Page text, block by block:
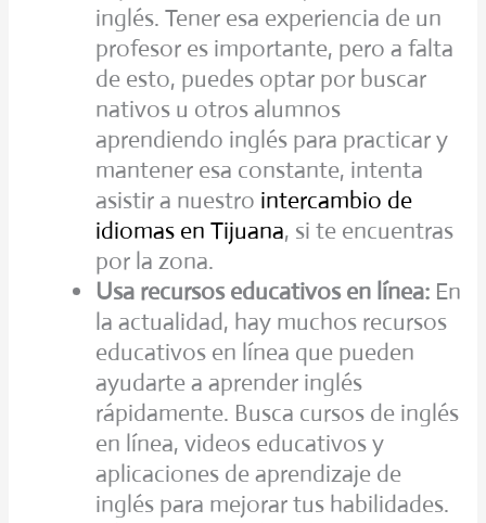
inglés. Tener esa experiencia de un
profesor es importante, pero a falta
de esto, puedes optar por buscar
nativos u otros alumnos
aprendiendo inglés para practicar y
mantener esa constante, intenta
asistir a nuestro intercambio de
idiomas en Tijuana, si te encuentras
por la zona.
Usa recursos educativos en línea: En
la actualidad, hay muchos recursos
educativos en línea que pueden
ayudarte a aprender inglés
rápidamente. Busca cursos de inglés
en línea, videos educativos y
aplicaciones de aprendizaje de
inglés para mejorar tus habilidades.